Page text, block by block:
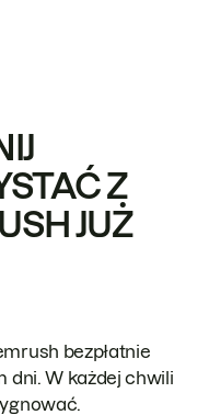
Z
JUŻ
bezpłatnie
dni. W każdej chwili